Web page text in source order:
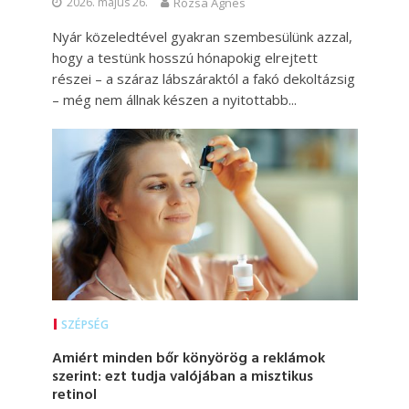
Nyár közeledtével gyakran szembesülünk azzal,
hogy a testünk hosszú hónapokig elrejtett
részei – a száraz lábszáraktól a fakó dekoltázsig
– még nem állnak készen a nyitottabb...
SZÉPSÉG
Amiért minden bőr könyörög a reklámok
szerint: ezt tudja valójában a misztikus
retinol